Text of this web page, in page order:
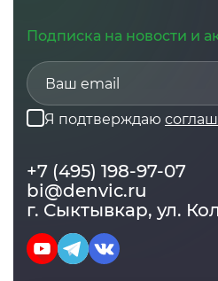
Подписка на новости и
Я подтверждаю
+7 (495) 198-97-07
bi@denvic.ru
г. Сыктывкар, ул.